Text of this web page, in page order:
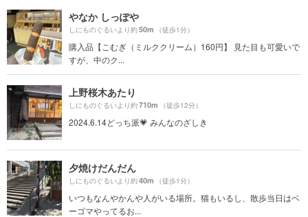
やなか しっぽや
しにものぐるいより約50m （徒歩1分）
購入品【こむぎ（ミルククリーム）160円】 見た目も可愛いで
すが、中のク...
上野桜木あたり
しにものぐるいより約710m （徒歩12分）
2024.6.14どっち派💗 みんなのざしき
夕焼けだんだん
しにものぐるいより約40m （徒歩1分）
いつもなんやかんや人がいる場所。猫もいるし、散歩当日はベ
ーゴマやってるお...